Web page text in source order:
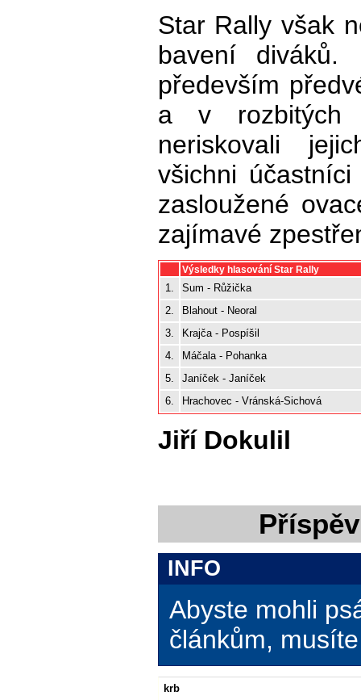
Star Rally však
bavení diváků.
především
a v rozbitých
neriskovali
všichni
zasloužené
zajímavé
Výsledky hlasování Star Rally
1.
Sum - Růžička
2.
Blahout - Neoral
3.
Krajča - Pospíšil
4.
Máčala - Pohanka
5.
Janíček - Janíček
6.
Hrachovec - Vránská-Sichová
Jiří Dokulil
INFO
Abyste mohli
článkům,
krb